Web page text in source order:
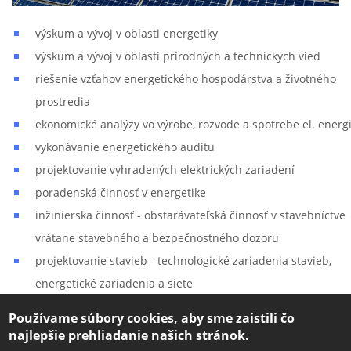
výskum a vývoj v oblasti energetiky
výskum a vývoj v oblasti prírodných a technických vied
riešenie vzťahov energetického hospodárstva a životného
prostredia
ekonomické analýzy vo výrobe, rozvode a spotrebe el.
vykonávanie energetického auditu
projektovanie vyhradených elektrických zariadení
poradenská činnosť v energetike
inžinierska činnosť - obstarávateľská činnosť v stavebníctve
vrátane stavebného a bezpečnostného dozoru
projektovanie stavieb - technologické zariadenia stavieb,
energetické zariadenia a siete
spracovaním údajov
Používame súbory cookies, aby sme zaistili čo
najlepšie prehliadanie našich stránok.